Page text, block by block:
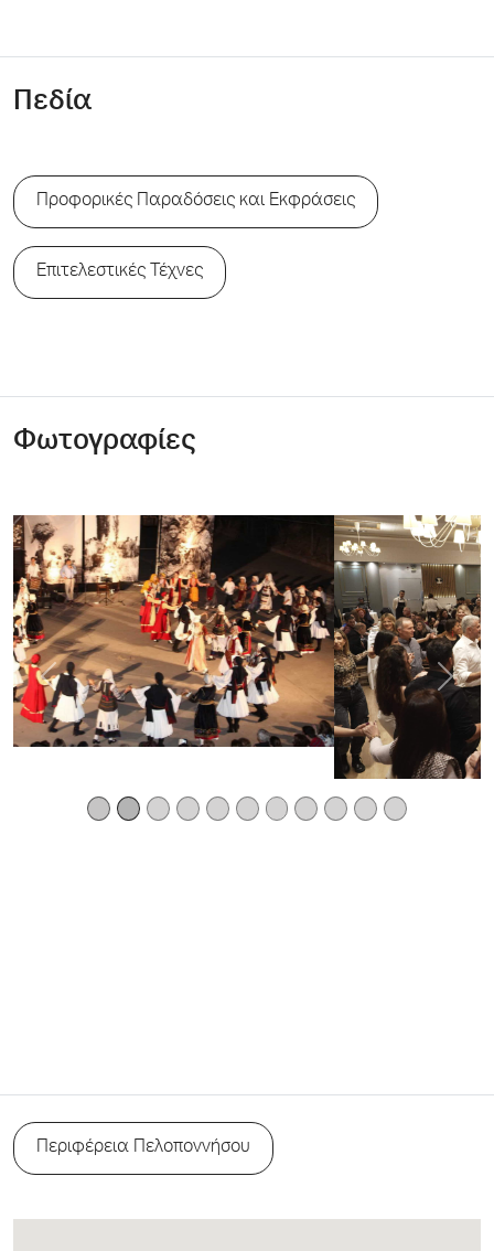
Πεδία
Προφορικές Παραδόσεις και Εκφράσεις
Επιτελεστικές Τέχνες
Φωτογραφίες
Previous Next
Περιφέρεια Πελοποννήσου